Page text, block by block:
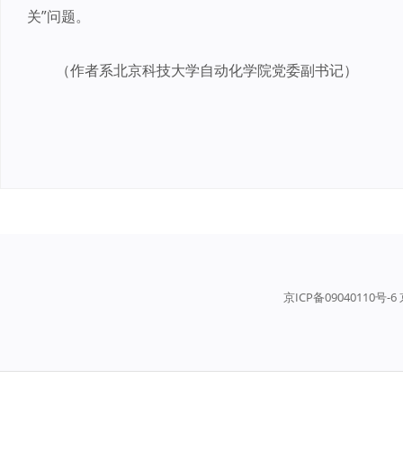
关”问题。
（作者系北京科技大学自动化学院党委副书记）
京ICP备09040110号-6